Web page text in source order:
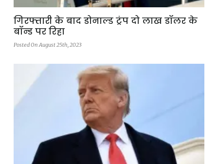
गिरफ्तारी के बाद डोनाल्ड ट्रंप दो लाख डॉलर के
बॉन्ड पर रिहा
Posted On August 25th, 2023